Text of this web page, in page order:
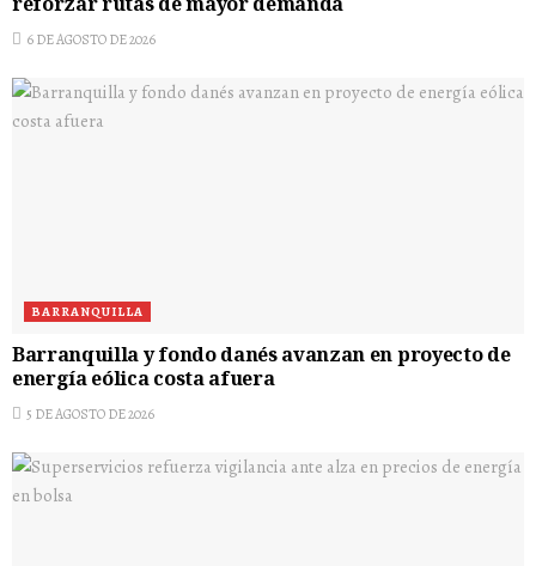
reforzar rutas de mayor demanda
6 DE AGOSTO DE 2026
BARRANQUILLA
Barranquilla y fondo danés avanzan en proyecto de
energía eólica costa afuera
5 DE AGOSTO DE 2026